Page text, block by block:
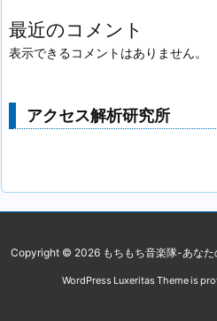
最近のコメント
表示できるコメントはありません。
アクセス解析研究所
Copyright © 2026 もちもち音楽隊-あな
WordPress Luxeritas Theme is